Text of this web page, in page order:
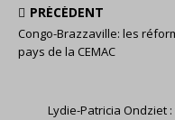
PRÉCÉDENT
Congo-Brazzaville: les
pays de la CEMAC
Lydie-Patricia Ondziet